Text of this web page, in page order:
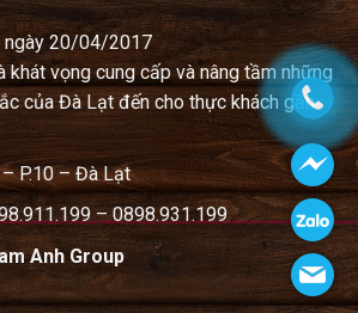
ngày 20/04/2017
khát vọng cung cấp và nâng tầm những
của Đà Lạt đến cho thực khách gần
P.10 – Đà Lạt
– 0898.931.199
Anh Group